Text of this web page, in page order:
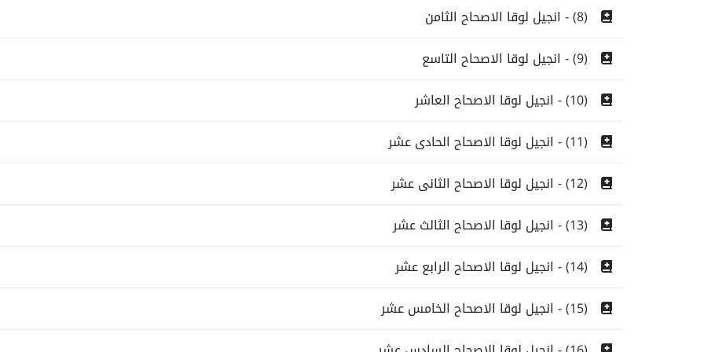
(8) - انجيل لوقا الاصحاح الثامن
(9) - انجيل لوقا الاصحاح التاسع
(10) - انجيل لوقا الاصحاح العاشر
(11) - انجيل لوقا الاصحاح الحادى عشر
(12) - انجيل لوقا الاصحاح الثانى عشر
(13) - انجيل لوقا الاصحاح الثالث عشر
(14) - انجيل لوقا الاصحاح الرابع عشر
(15) - انجيل لوقا الاصحاح الخامس عشر